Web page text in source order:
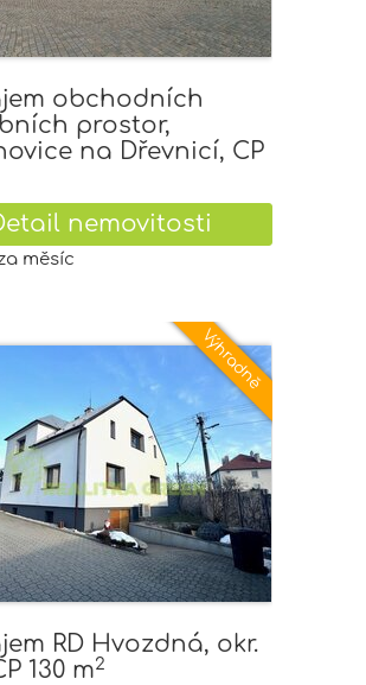
obchodních
prostor,
na Dřevnicí, CP
nemovitosti
měsíc
RD Hvozdná, okr.
130 m2